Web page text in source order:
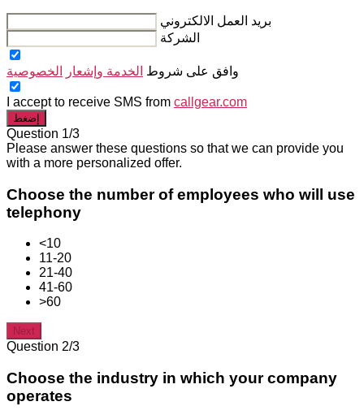
بريد العمل الالكتروني
الشركة
وافق على شروط الخدمة وإشعار الخصوصية
I accept to receive SMS from callgear.com
إضغط
Question 1/3
Please answer these questions so that we can provide you
with a more personalized offer.
Choose the number of employees who will use
telephony
<10
11-20
21-40
41-60
>60
Next
Question 2/3
Choose the industry in which your company
operates